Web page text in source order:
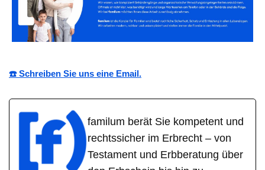
☎️ Schreiben Sie uns eine Email.
familum berät Sie kompetent und
rechtssicher im Erbrecht – von
Testament und Erbberatung über